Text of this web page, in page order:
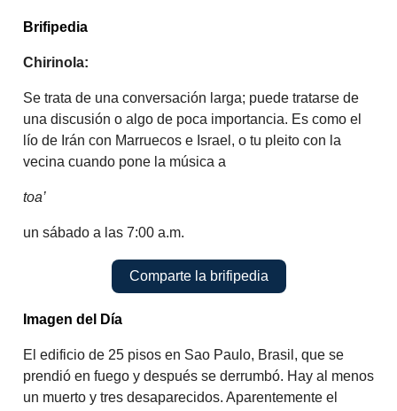
Brifipedia
Chirinola:
Se trata de una conversación larga; puede tratarse de
una discusión o algo de poca importancia. Es como el
lío de Irán con Marruecos e Israel, o tu pleito con la
vecina cuando pone la música a
toa’
un sábado a las 7:00 a.m.
Comparte la brifipedia
Imagen del Día
El edificio de 25 pisos en Sao Paulo, Brasil, que se
prendió en fuego y después se derrumbó. Hay al menos
un muerto y tres desaparecidos. Aparentemente el